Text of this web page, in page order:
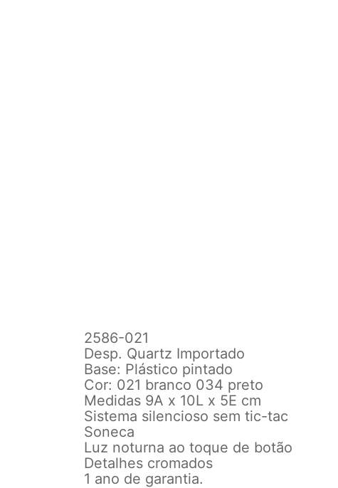
2586-021
Desp. Quartz Importado
Base: Plástico pintado
Cor: 021 branco 034 preto
Medidas 9A x 10L x 5E cm
Sistema silencioso sem tic-tac
Soneca
Luz noturna ao toque de botão
Detalhes cromados
1 ano de garantia.